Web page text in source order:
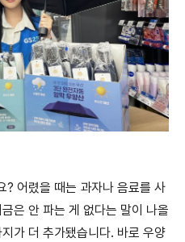
? 어렸을 때는 과자나 음료를 사
은 안 파는 게 없다는 말이 나올
가 더 추가됐습니다. 바로 우양